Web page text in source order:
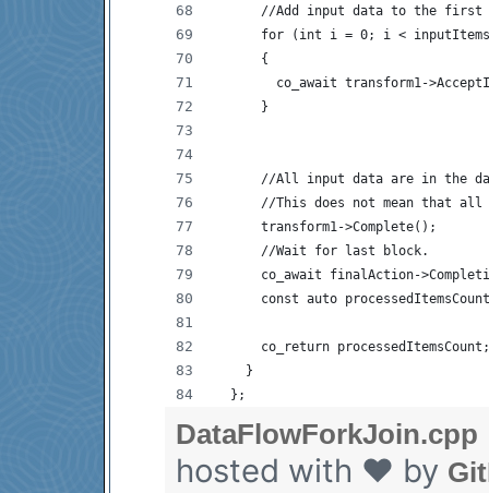
//Add input data to the first
for (int i = 0; i <
      {
co_await transform1-
      }
//All input data are in the
//This does not mean that
      transform1->Complete();
      //Wait for last block.
co_await finalAction-
const auto
co_return
    }
  };
DataFlowForkJoin.cpp
hosted with ❤ by